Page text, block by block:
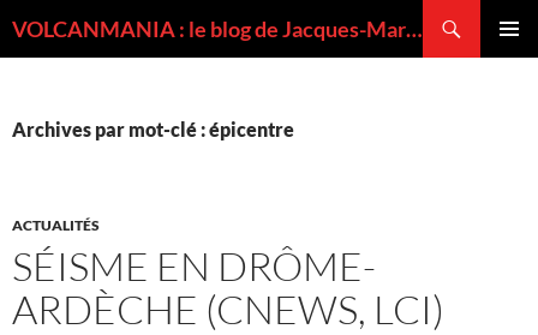
VOLCANMANIA : le blog de Jacques-Marie BARDINTZEFF, volcanologue
Archives par mot-clé : épicentre
ACTUALITÉS
SÉISME EN DRÔME-
ARDÈCHE (CNEWS, LCI)